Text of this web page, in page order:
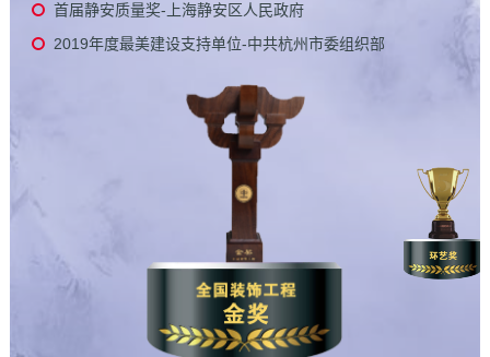
首届静安质量奖-上海静安区人民政府
2019年度最美建设支持单位-中共杭州市委组织部